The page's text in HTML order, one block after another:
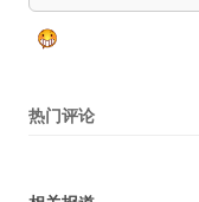
热门评论